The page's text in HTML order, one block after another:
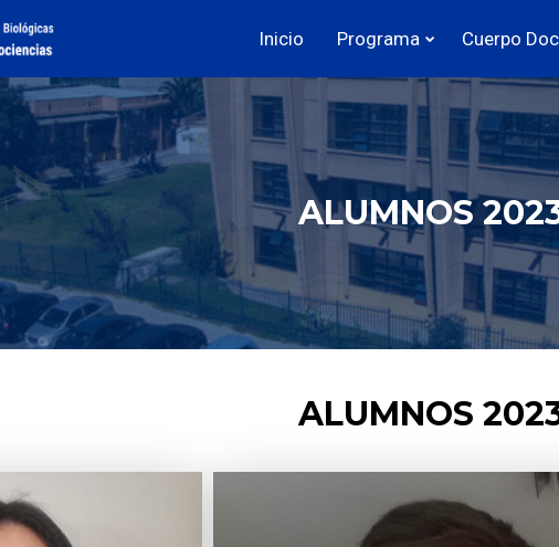
Inicio Programa Cuerpo
ALUMNOS
ALUMNOS